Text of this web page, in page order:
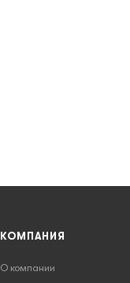
КОМПАНИЯ
О компании